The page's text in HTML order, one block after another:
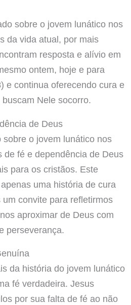
sobre o jovem lunático nos
da vida atual, por mais
resposta e alívio em
ontem, hoje e para
e continua oferecendo cura e
Nele socorro.
de Deus
o jovem lunático nos
de fé e dependência de Deus
para os cristãos. Este
uma história de cura
convite para refletirmos
aproximar de Deus com
perseverança.
da história do jovem lunático
fé verdadeira. Jesus
por sua falta de fé ao não